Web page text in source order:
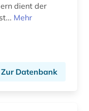
dient der
Mehr
Zur Datenbank